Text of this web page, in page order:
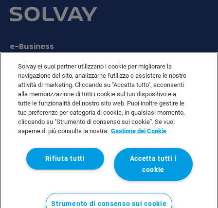
e-Business
Suppliers
Ethics Helpline
Sitemap
Solvay's Privacy & Cookie Policy
Terms and Conditions and Legal Notice
Disclaimer
Linkedin
WeChat
Instagram
Facebook
Youtube
Solvay ei suoi partner utilizzano i cookie per migliorare la
navigazione del sito, analizzarne l'utilizzo e assistere le nostre
attività di marketing. Cliccando su "Accetta tutto", acconsenti
alla memorizzazione di tutti i cookie sul tuo dispositivo e a
tutte le funzionalità del nostro sito web. Puoi inoltre gestire le
tue preferenze per categoria di cookie, in qualsiasi momento,
cliccando su "Strumento di consenso sui cookie". Se vuoi
saperne di più consulta la nostra: Gestione dei Cookie
Accetta tutti i
cookie
Rifiuta tutti
Strumento di consenso sui cookie